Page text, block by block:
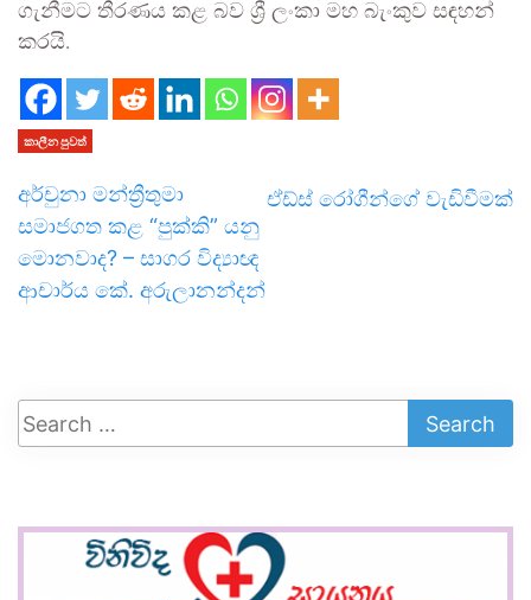
ගැනීමට තීරණය කළ බව ශ්‍රී ලංකා මහ බැංකුව සඳහන්
කරයි.
කාලීන පුවත්
අර්චුනා මන්ත්‍රීතුමා
සමාජගත කළ “පුක්කි” යනු
මොනවාද? – සාගර විද්‍යාඥ
ආචාර්ය කේ. අරුලානන්දන්
ඒඩ්ස් රෝගීන්ගේ වැඩිවීමක්